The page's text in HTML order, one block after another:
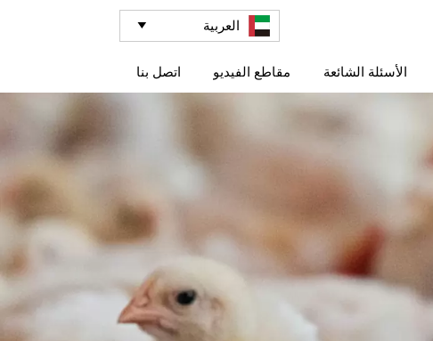
العربية 
الأسئلة الشائعة مقاطع الفيديو اتصل بنا